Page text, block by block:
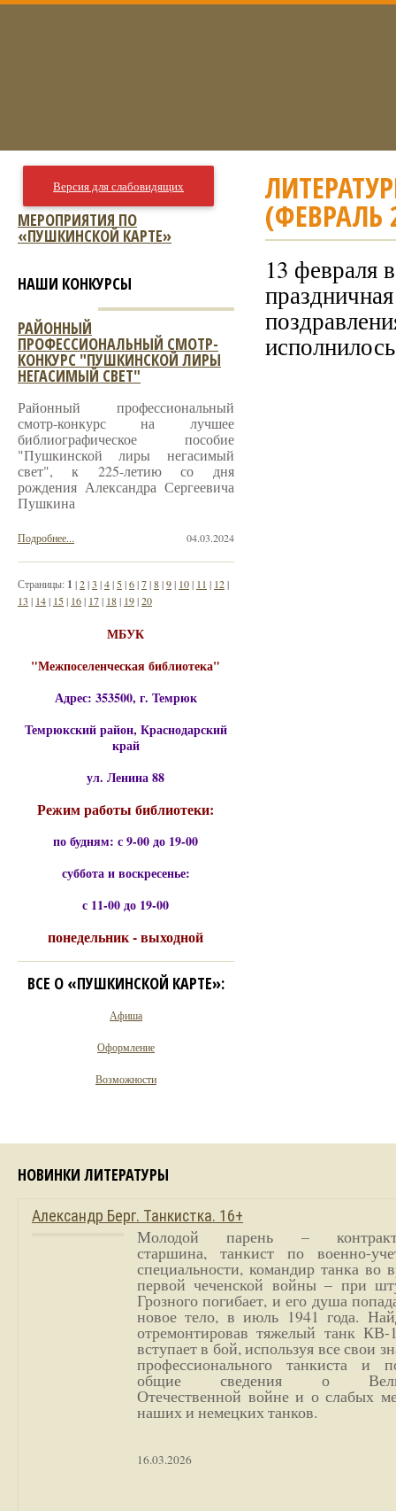
(ФЕВРАЛЬ
13 февраля
Версия для слабовидящих
МЕРОПРИЯТИЯ ПО
«ПУШКИНСКОЙ КАРТЕ»
НАШИ КОНКУРСЫ
РАЙОННЫЙ
ПРОФЕССИОНАЛЬНЫЙ СМОТР-
КОНКУРС "ПУШКИНСКОЙ ЛИРЫ
НЕГАСИМЫЙ СВЕТ"
Районный профессиональный
смотр-конкурс на лучшее
библиографическое пособие
"Пушкинской лиры негасимый
свет", к 225-летию со дня
рождения Александра Сергеевича
Пушкина
04.03.2024
Подробнее...
Страницы: 1 |2|3 |4| 5|6|7|8|9| 10| 11 | 12|
13 | 14| 15| 16| 17| 18| 19|20
МБУК
"Межпоселенческая библиотека"
Адрес: 353500, г. Темрюк
Темрюкский район, Краснодарский
край
ул. Ленина 88
Режим работы библиотеки:
по будням: с 9-00 до 19-00
суббота и воскресенье:
с 11-00 до 19-00
понедельник - выходной
ВСЕ О «ПУШКИНСКОЙ КАРТЕ»:
Афиша
Оформление
Возможности
НОВИНКИ ЛИТЕРАТУРЫ
Александр Берг. Танкистка. 16+
Молодой парень –
старшина, танкист по военно-
специальности, командир танка во
первой чеченской войны – при
Грозного погибает, и его душа
новое тело, в июль 1941 года.
отремонтировав тяжелый танк
вступает в бой, используя все свои
профессионального танкиста и
общие сведения о
Отечественной войне и о слабых
наших и немецких танков.
16.03.2026